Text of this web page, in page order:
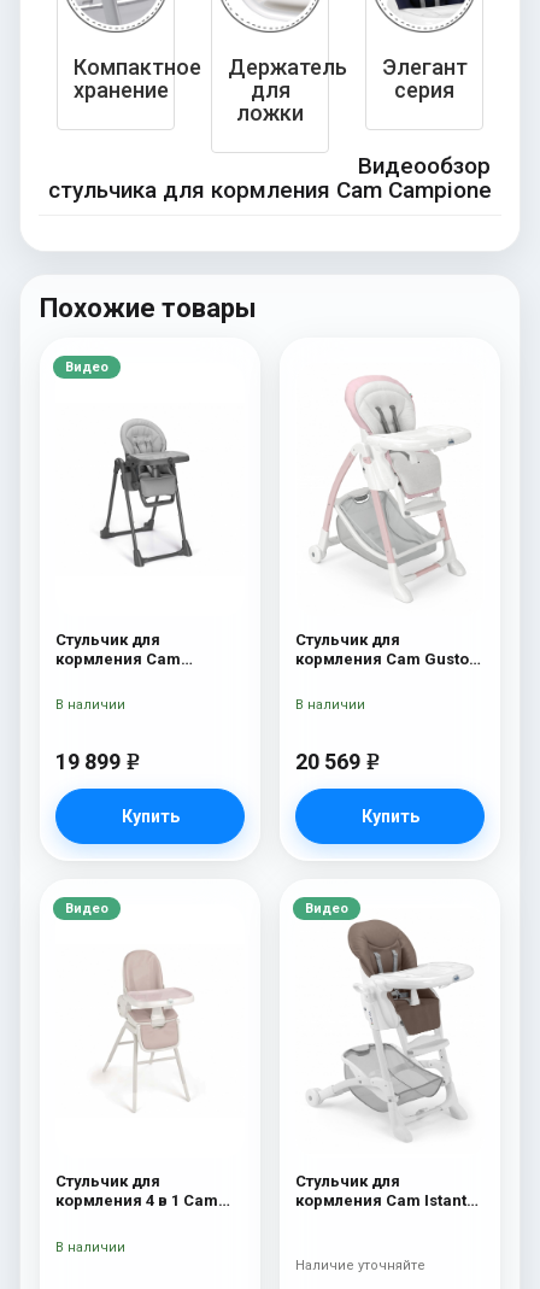
Компактное
хранение
Держатель
для
ложки
Элегант
серия
Видеообзор
стульчика для кормления Cam Campione
Похожие товары
Видео
Стульчик для
кормления Cam
серый
19 899 e
Купить
В наличии
Стульчик для
кормления Cam Gusto
20 569 e
Купить
В наличии
Видео
Стульчик для
кормления 4 в 1 Cam
В наличии
Видео
Стульчик для
кормления Cam Istante
Наличие уточняйте